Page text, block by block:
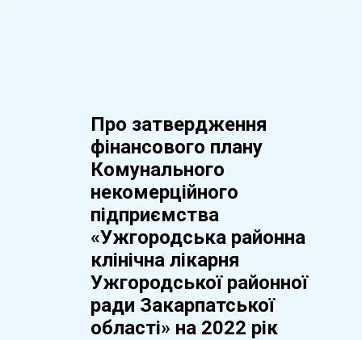
Про затвердження
фінансового плану
Комунального
некомерційного
підприємства
«Ужгородська районна
клінічна лікарня
Ужгородської районної
ради Закарпатської
області» на 2022 рік